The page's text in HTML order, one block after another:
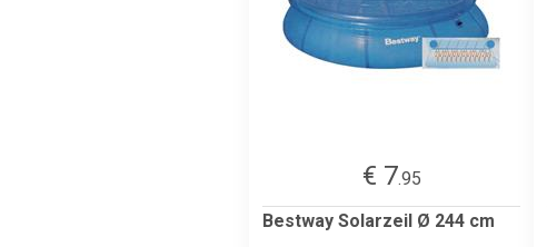
€ 7.95
Bestway Solarzeil Ø 244 cm